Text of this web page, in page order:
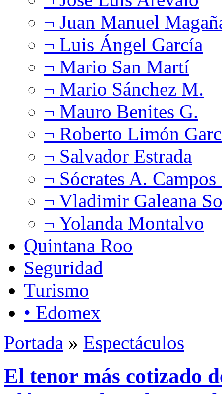
¬ Juan Manuel
¬ Luis Ángel García
¬ Mario San Martí
¬ Mario Sánchez M.
¬ Mauro Benites G.
¬ Roberto Limón
¬ Salvador Estrada
¬ Sócrates A.
¬ Vladimir Galeana
¬ Yolanda Montalvo
Quintana Roo
Seguridad
Turismo
• Edomex
Portada » Espectáculos
El tenor más cotizado